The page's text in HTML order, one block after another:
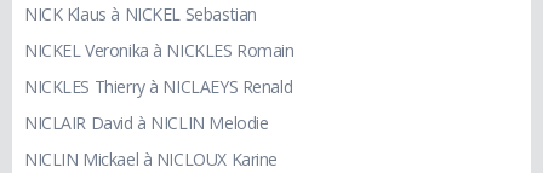
NICK Klaus à NICKEL Sebastian
NICKEL Veronika à NICKLES Romain
NICKLES Thierry à NICLAEYS Renald
NICLAIR David à NICLIN Melodie
NICLIN Mickael à NICLOUX Karine